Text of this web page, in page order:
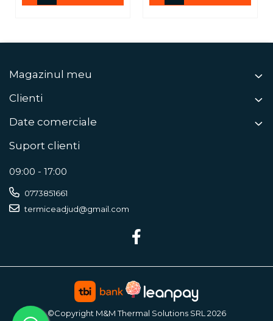
Magazinul meu
Clienti
Date comerciale
Suport clienti
09:00 - 17:00
0773851661
termiceadjud@gmail.com
©Copyright M&M Thermal Solutions SRL 2026